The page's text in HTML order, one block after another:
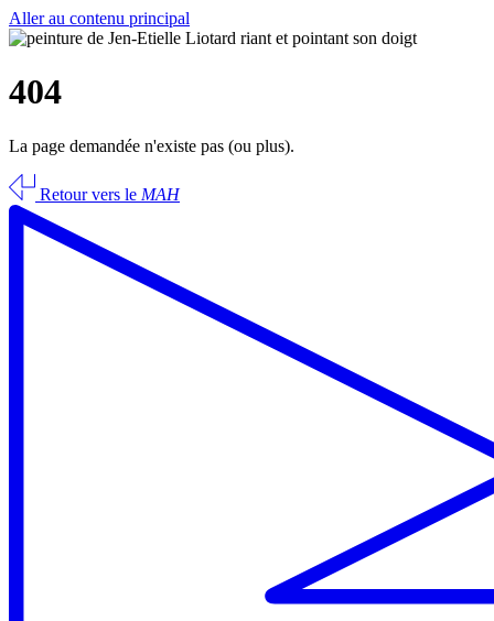
Aller au contenu principal
404
La page demandée n'existe pas (ou plus).
Retour vers le MAH